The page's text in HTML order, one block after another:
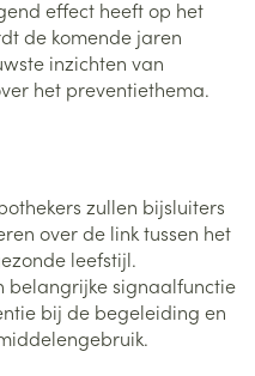
effect heeft op het
de komende jaren
inzichten van
het preventiethema.
zullen bijsluiters
over de link tussen het
leefstijl.
belangrijke signaalfunctie
bij de begeleiding en